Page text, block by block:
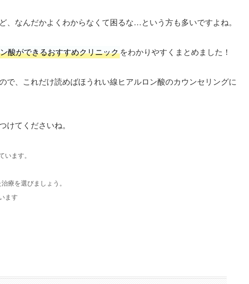
、なんだかよくわからなくて困るな…という方も多いですよね。
酸ができるおすすめクリニックをわかりやすくまとめました！
で、これだけ読めばほうれい線ヒアルロン酸のカウンセリングに
てくださいね。
ます。
療を選びましょう。
ます